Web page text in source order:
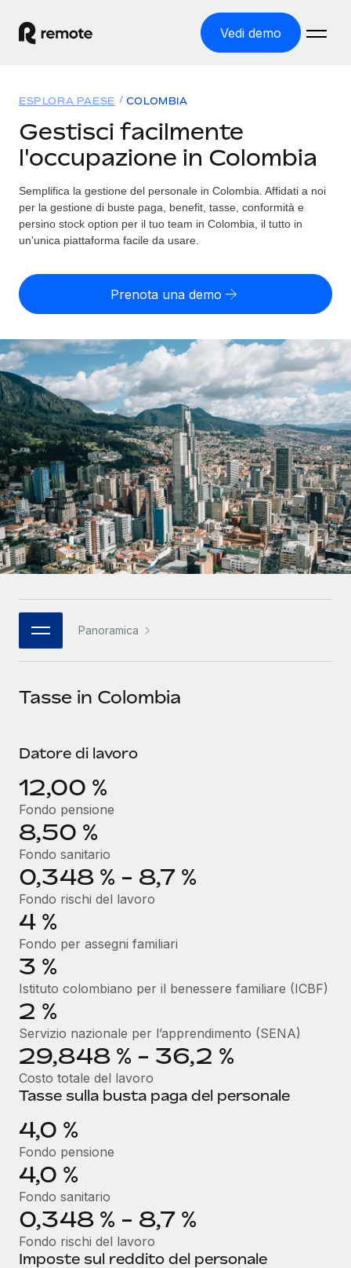
Vedi demo
ASSUMI NEL MONDO
Global Payroll
Gestisci il payroll a norma, in tutta semplicità
Employer of Record
Contractor Management
Chiedi a un esperto
Affidati agli esperti per la gestione HR e la
compliance globale
Soluzioni
COPERTURA GLOBALE
Ricerca paesi
Trova i servizi di supporto all’impiego per ogni Paese
Confronta Remote
Scopri come ci confrontiamo con gli altri
DIVENTA NOSTRO PARTNER
Partner tecnologici strategici
Integra l'HR globale nella tua piattaforma in modo
flessibile
CASE STUDIES
Tariffe
English
Nederlands
Français
Deutsch
Español
Italiano
Português (Portugal)
日本語
한국어
中文（简体）
Login
ESPLORA PAESE COLOMBIA
Gestisci facilmente
l'occupazione in Colombia
Semplifica la gestione del personale in Colombia. Affidati a noi
per la gestione di buste paga, benefit, tasse, conformità e
persino stock option per il tuo team in Colombia, il tutto in
un'unica piattaforma facile da usare.
Prenota una demo
Panoramica
Tasse in Colombia
Datore di lavoro
12,00 %
Fondo pensione
8,50 %
Fondo sanitario
0,348 % - 8,7 %
Fondo rischi del lavoro
4 %
Fondo per assegni familiari
3 %
Istituto colombiano per il benessere familiare (ICBF)
2 %
Servizio nazionale per l’apprendimento (SENA)
29,848 % - 36,2 %
Costo totale del lavoro
Tasse sulla busta paga del personale
4,0 %
Fondo pensione
4,0 %
Fondo sanitario
0,348 % - 8,7 %
Fondo rischi del lavoro
Imposte sul reddito del personale